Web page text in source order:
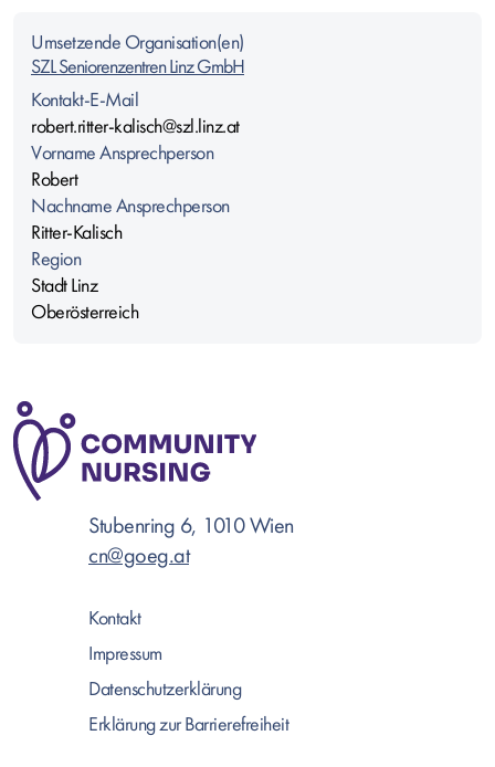
Umsetzende Organisation(en)
SZL Seniorenzentren Linz GmbH
Kontakt-E-Mail
robert.ritter-kalisch@szl.linz.at
Vorname Ansprechperson
Robert
Nachname Ansprechperson
Ritter-Kalisch
Region
Stadt Linz
Oberösterreich
Stubenring 6, 1010 Wien
cn@goeg.at
Kontakt
Impressum
Datenschutzerklärung
Erklärung zur Barrierefreiheit